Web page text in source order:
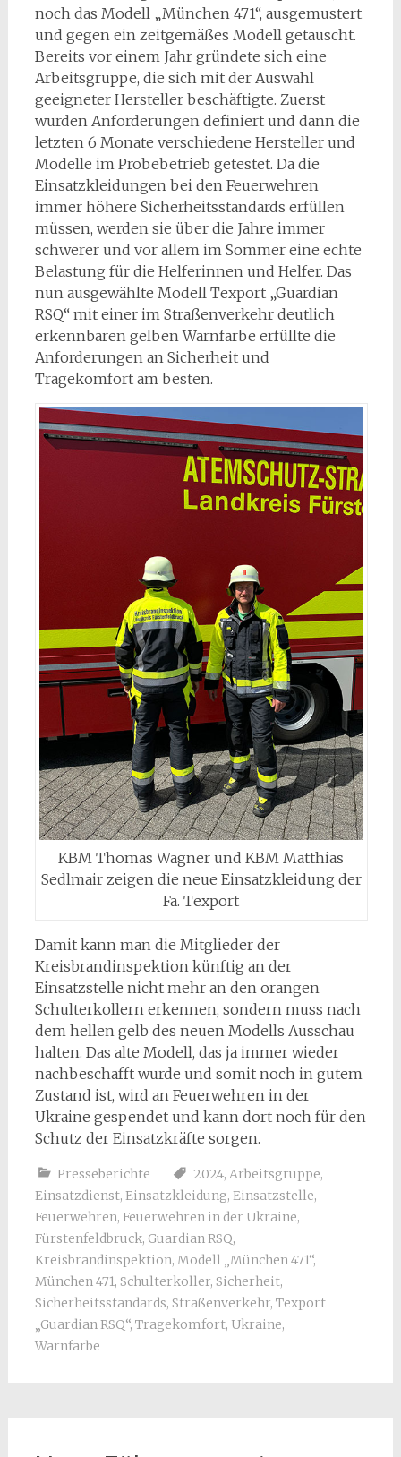
noch das Modell „München 471“, ausgemustert
und gegen ein zeitgemäßes Modell getauscht.
Bereits vor einem Jahr gründete sich eine
Arbeitsgruppe, die sich mit der Auswahl
geeigneter Hersteller beschäftigte. Zuerst
wurden Anforderungen definiert und dann die
letzten 6 Monate verschiedene Hersteller und
Modelle im Probebetrieb getestet. Da die
Einsatzkleidungen bei den Feuerwehren
immer höhere Sicherheitsstandards erfüllen
müssen, werden sie über die Jahre immer
schwerer und vor allem im Sommer eine echte
Belastung für die Helferinnen und Helfer. Das
nun ausgewählte Modell Texport „Guardian
RSQ“ mit einer im Straßenverkehr deutlich
erkennbaren gelben Warnfarbe erfüllte die
Anforderungen an Sicherheit und
Tragekomfort am besten.
KBM Thomas Wagner und KBM Matthias
Sedlmair zeigen die neue Einsatzkleidung der
Fa. Texport
Damit kann man die Mitglieder der
Kreisbrandinspektion künftig an der
Einsatzstelle nicht mehr an den orangen
Schulterkollern erkennen, sondern muss nach
dem hellen gelb des neuen Modells Ausschau
halten. Das alte Modell, das ja immer wieder
nachbeschafft wurde und somit noch in gutem
Zustand ist, wird an Feuerwehren in der
Ukraine gespendet und kann dort noch für den
Schutz der Einsatzkräfte sorgen.
Presseberichte 2024, Arbeitsgruppe,
Einsatzdienst, Einsatzkleidung, Einsatzstelle,
Feuerwehren, Feuerwehren in der Ukraine,
Fürstenfeldbruck, Guardian RSQ,
Kreisbrandinspektion, Modell „München 471“,
München 471, Schulterkoller, Sicherheit,
Sicherheitsstandards, Straßenverkehr, Texport
„Guardian RSQ“, Tragekomfort, Ukraine,
Warnfarbe